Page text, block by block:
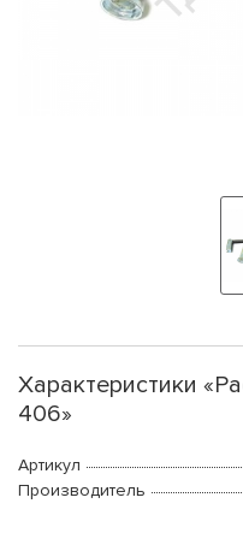
Характеристики
406»
Артикул
Производитель